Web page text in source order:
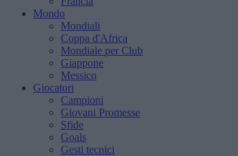
Mondo
Mondiali
Coppa d'Africa
Mondiale per Club
Giappone
Messico
Giocatori
Campioni
Giovani Promesse
Sfide
Goals
Gesti tecnici